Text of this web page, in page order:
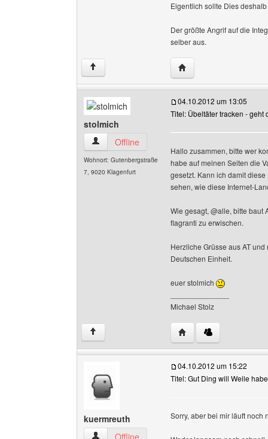
Eigentlich sollte Dies
Der größte Angrif auf die
selber aus.
↑ Website dieses
stolmich
stolmich Benutzer-Profile anzeigen
Offline
Wohnort: Gutenbergstraße
7, 9020 Klagenfurt
04.10.2012 um 13:05
Titel: Übeltäter tracken - geht
Hallo zusammen, bitte wer
habe auf meinen Seiten die
gesetzt. Kann ich damit
sehen, wie diese Internet-
Wie gesagt, @alle, bitte baut
flagranti zu erwischen.
Herzliche Grüsse aus AT
Deutschen Einheit.
euer stolmich
Michael Stolz
↑ Website dieses
kuermreuth
kuermreuth Benutzer-Profile anzeigen
Offline
04.10.2012 um 15:22
Titel: Gut Ding will Weile
Sorry, aber bei mir läuft noch